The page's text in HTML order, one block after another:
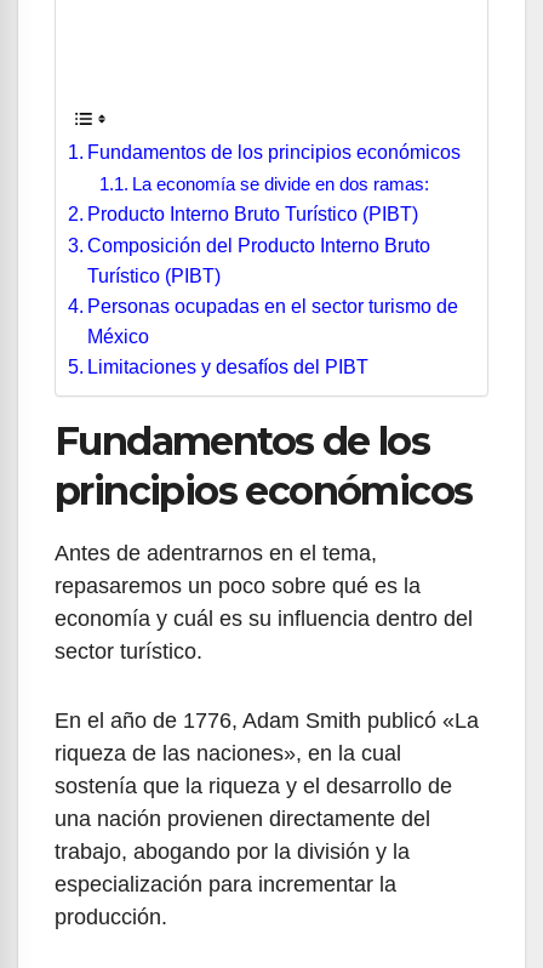
Fundamentos de los principios económicos
La economía se divide en dos ramas:
Producto Interno Bruto Turístico (PIBT)
Composición del Producto Interno Bruto
Turístico (PIBT)
Personas ocupadas en el sector turismo de
México
Limitaciones y desafíos del PIBT
Fundamentos de los
principios económicos
Antes de adentrarnos en el tema,
repasaremos un poco sobre qué es la
economía y cuál es su influencia dentro del
sector turístico.
En el año de 1776, Adam Smith publicó «La
riqueza de las naciones», en la cual
sostenía que la riqueza y el desarrollo de
una nación provienen directamente del
trabajo, abogando por la división y la
especialización para incrementar la
producción.